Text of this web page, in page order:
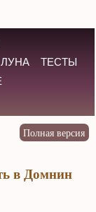
ЛУНА
ТЕСТЫ
в Домнин